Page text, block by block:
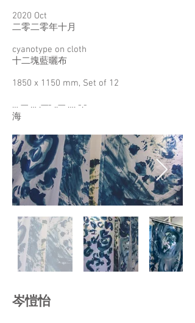
2020 Oct
二零二零年十月
cyanotype on cloth
十二塊藍曬布
1850 x 1150 mm, Set of 12
… — … .—- ..— …. -.-
海
岑愷怡